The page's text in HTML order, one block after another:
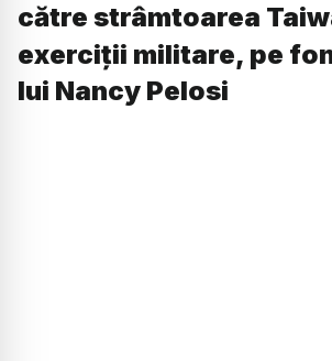
către strâmtoarea
exerciții militare, pe
lui Nancy Pelosi